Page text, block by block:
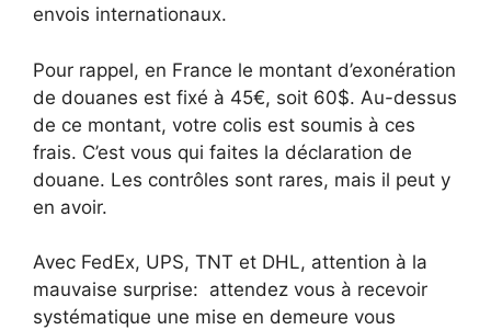
envois internationaux.
Pour rappel, en France le montant d’exonération
de douanes est fixé à 45€, soit 60$. Au-dessus
de ce montant, votre colis est soumis à ces
frais. C’est vous qui faites la déclaration de
douane. Les contrôles sont rares, mais il peut y
en avoir.
Avec FedEx, UPS, TNT et DHL, attention à la
mauvaise surprise: attendez vous à recevoir
systématique une mise en demeure vous